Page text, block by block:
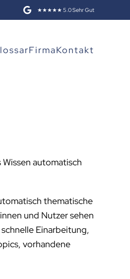
★★★★★ 5.0 Sehr Gut
FirmaKontakt
automatisch
thematische
und Nutzer sehen
Einarbeitung,
vorhandene